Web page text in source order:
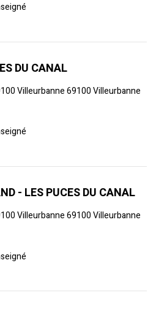
DU CANAL
Villeurbanne 69100 Villeurbanne
- LES PUCES DU CANAL
Villeurbanne 69100 Villeurbanne